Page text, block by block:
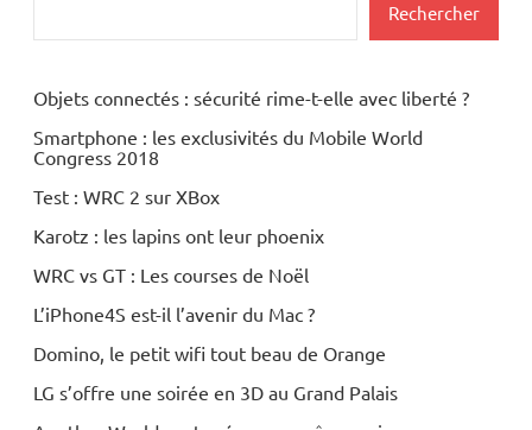
Rechercher
Objets connectés : sécurité rime-t-elle avec liberté ?
Smartphone : les exclusivités du Mobile World
Congress 2018
Test : WRC 2 sur XBox
Karotz : les lapins ont leur phoenix
WRC vs GT : Les courses de Noël
L’iPhone4S est-il l’avenir du Mac ?
Domino, le petit wifi tout beau de Orange
LG s’offre une soirée en 3D au Grand Palais